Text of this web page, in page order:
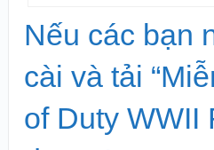
Nếu các bạn
cài và tải
of Duty WWII